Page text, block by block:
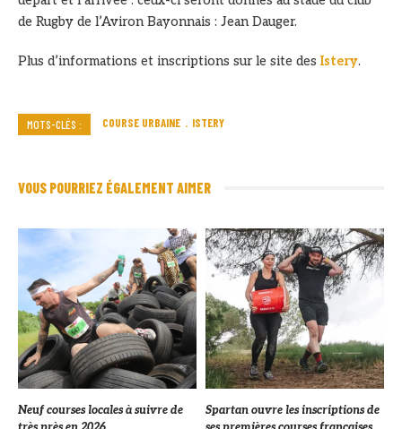
de Rugby de l’Aviron Bayonnais : Jean Dauger.
Plus d’informations et inscriptions sur le site des Istery.
MOTS-CLÉS : COURSE URBAINE ISTERY
VOUS POURRIEZ ÉGALEMENT AIMER
Neuf courses locales à suivre de
Spartan ouvre les inscriptions de